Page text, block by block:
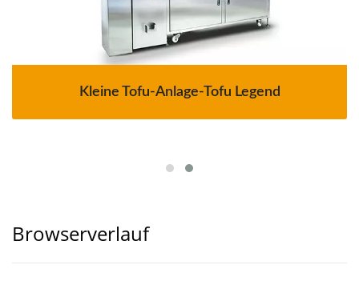
Kleine Tofu-Anlage-Tofu Legend
Browserverlauf